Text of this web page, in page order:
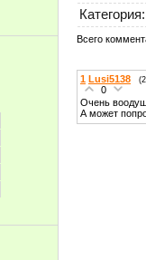
Категория:
Всего
1 Lusi5138
0
Очень
А может